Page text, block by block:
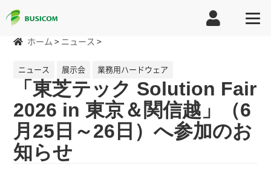
ホーム > ニュース >
ニュース 展示会 業務用ハードウェア
「東芝テック Solution Fair
2026 in 東京＆関信越」（6
月25日～26日）へ参加のお
知らせ